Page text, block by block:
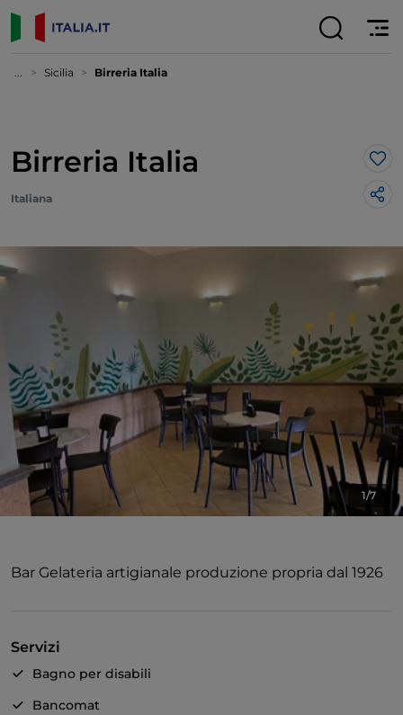
... Sicilia Birreria Italia
Birreria Italia
Italiana
1/7
Bar Gelateria artigianale produzione propria dal 1926
Servizi
Bagno per disabili
Bancomat